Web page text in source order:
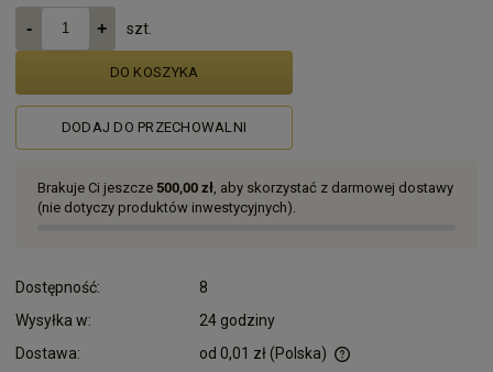
szt.
DO KOSZYKA
DODAJ DO PRZECHOWALNI
Brakuje Ci jeszcze 500,00 zł , aby skorzystać z darmowej dostawy
(nie dotyczy produktów inwestycyjnych).
Dostępność:
8
Wysyłka w:
24 godziny
Dostawa:
od 0,01 zł(Polska)